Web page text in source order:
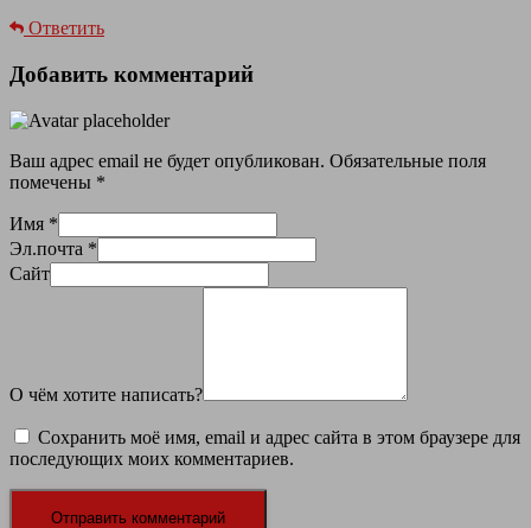
Ответить
Добавить комментарий
Ваш адрес email не будет опубликован. Обязательные поля
помечены *
Имя *
Эл.почта *
Сайт
О чём хотите написать?
Сохранить моё имя, email и адрес сайта в этом браузере для
последующих моих комментариев.